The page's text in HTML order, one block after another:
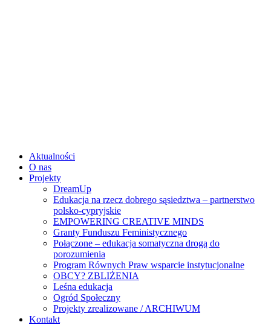
Aktualności
O nas
Projekty
DreamUp
Edukacja na rzecz dobrego sąsiedztwa – partnerstwo
polsko-cypryjskie
EMPOWERING CREATIVE MINDS
Granty Funduszu Feministycznego
Połączone – edukacja somatyczna drogą do
porozumienia
Program Równych Praw wsparcie instytucjonalne
OBCY? ZBLIŻENIA
Leśna edukacja
Ogród Społeczny
Projekty zrealizowane / ARCHIWUM
Kontakt